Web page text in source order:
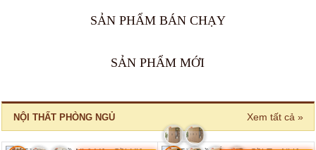
SẢN PHẨM BÁN CHẠY
🔥 Bán chạy 2026
‹ ›